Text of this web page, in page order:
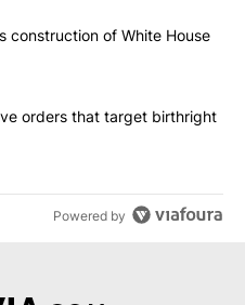
commented articles in the last
court blocks construction of
construction of White House
executive orders that
orders that target birthright
Powered by